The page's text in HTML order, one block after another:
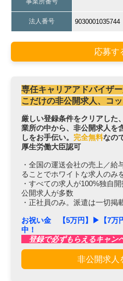
法人番号 9030001035744
応募す
専任キャリアアドバイザ
こだけの非公開求人、コ
厳しい登録条件をクリアした
業所の中から、非公開求人を
しをお手伝い。 完全無料なの
厚生労働大臣認可
・全国の運送会社の売上／給
ることでホワイトな求人のみ
・すべての求人が100%独自
公開求人が多数
・正社員のみ。派遣は一切掲
お祝い金 【5万円】▶︎【7万
中！
登録で必ずもらえるキャン
非公開求人